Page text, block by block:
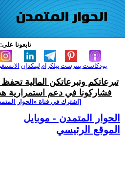
تابعونا على:
لينكدإن تيلكرامبنترست بودكاست
تبرعاتكم وتبرعاتكن المالية
فشاركونا في دعم استمرارية
[اشترك في قناة ‫«الحوار
الحوار المتمدن - موبايل
الموقع الرئيسي